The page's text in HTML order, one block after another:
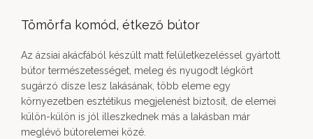
Tömörfa komód, étkező bútor
Az ázsiai akácfából készült matt felületkezeléssel gyártott
bútor természetességet, meleg és nyugodt légkört
sugárzó dísze lesz lakásának, több eleme egy
környezetben esztétikus megjelenést biztosít, de elemei
külön-külön is jól illeszkednek más a lakásban már
meglévő bútorelemei közé.